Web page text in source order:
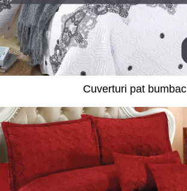
Cuverturi pat bumbac